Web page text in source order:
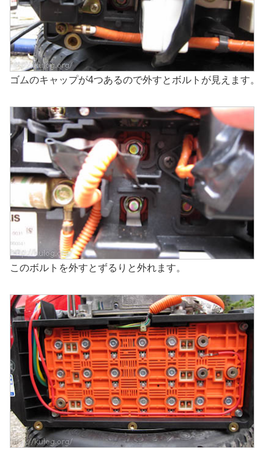
ゴムのキャップが4つあるので外すとボルトが見えます。
このボルトを外すとずるりと外れます。